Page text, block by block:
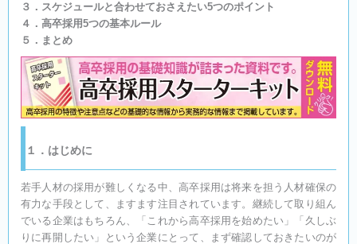
３．スケジュールと合わせておさえたい5つのポイント
４．高卒採用5つの基本ルール
５．まとめ
１．はじめに
若手人材の採用が難しくなる中、高卒採用は将来を担う人材確保の
有力な手段として、ますます注目されています。継続して取り組ん
でいる企業はもちろん、「これから高卒採用を始めたい」「久しぶ
りに再開したい」という企業にとって、まず確認しておきたいのが